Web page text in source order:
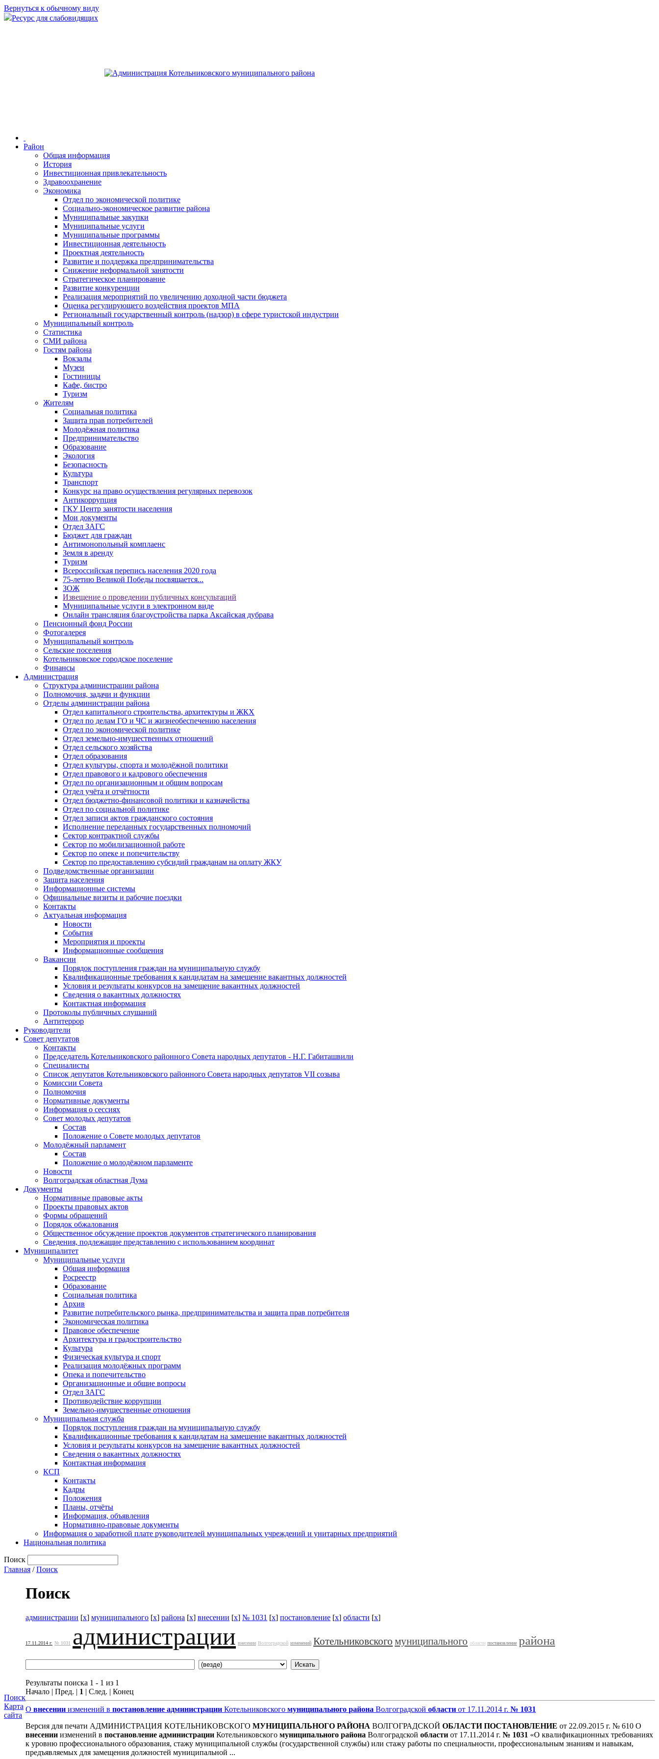
Вернуться к обычному виду
Ресурс для слабовидящих
Район
Общая информация
История
Инвестиционная привлекательность
Здравоохранение
Экономика
Отдел по экономической политике
Социально-экономическое развитие района
Муниципальные закупки
Муниципальные услуги
Муниципальные программы
Инвестиционная деятельность
Проектная деятельность
Развитие и поддержка предпринимательства
Снижение неформальной занятости
Стратегическое планирование
Развитие конкуренции
Реализация мероприятий по увеличению доходной части бюджета
Оценка регулирующего воздействия проектов МПА
Региональный государственный контроль (надзор) в сфере туристской индустрии
Муниципальный контроль
Статистика
СМИ района
Гостям района
Вокзалы
Музеи
Гостиницы
Кафе, бистро
Туризм
Жителям
Социальная политика
Защита прав потребителей
Молодёжная политика
Предпринимательство
Образование
Экология
Безопасность
Культура
Транспорт
Конкурс на право осуществления регулярных перевозок
Антикоррупция
ГКУ Центр занятости населения
Мои документы
Отдел ЗАГС
Бюджет для граждан
Антимонопольный комплаенс
Земля в аренду
Туризм
Всероссийская перепись населения 2020 года
75-летию Великой Победы посвящается...
ЗОЖ
Извещение о проведении публичных консультаций
Муниципальные услуги в электронном виде
Онлайн трансляция благоустройства парка Аксайская дубрава
Пенсионный фонд России
Фотогалерея
Муниципальный контроль
Сельские поселения
Котельниковское городское поселение
Финансы
Администрация
Структура администрации района
Полномочия, задачи и функции
Отделы администрации района
Отдел капитального строительства, архитектуры и ЖКХ
Отдел по делам ГО и ЧС и жизнеобеспечению населения
Отдел по экономической политике
Отдел земельно-имущественных отношений
Отдел сельского хозяйства
Отдел образования
Отдел культуры, спорта и молодёжной политики
Отдел правового и кадрового обеспечения
Отдел по организационным и общим вопросам
Отдел учёта и отчётности
Отдел бюджетно-финансовой политики и казначейства
Отдел по социальной политике
Отдел записи актов гражданского состояния
Исполнение переданных государственных полномочий
Сектор контрактной службы
Сектор по мобилизационной работе
Сектор по опеке и попечительству
Сектор по предоставлению субсидий гражданам на оплату ЖКУ
Подведомственные организации
Защита населения
Информационные системы
Официальные визиты и рабочие поездки
Контакты
Актуальная информация
Новости
События
Мероприятия и проекты
Информационные сообщения
Вакансии
Порядок поступления граждан на муниципальную службу
Квалификационные требования к кандидатам на замещение вакантных должностей
Условия и результаты конкурсов на замещение вакантных должностей
Сведения о вакантных должностях
Контактная информация
Протоколы публичных слушаний
Антитеррор
Руководители
Совет депутатов
Контакты
Председатель Котельниковского районного Совета народных депутатов - Н.Г. Габиташвили
Специалисты
Список депутатов Котельниковского районного Совета народных депутатов VII созыва
Комиссии Совета
Полномочия
Нормативные документы
Информация о сессиях
Совет молодых депутатов
Состав
Положение о Совете молодых депутатов
Молодёжный парламент
Состав
Положение о молодёжном парламенте
Новости
Волгоградская областная Дума
Документы
Нормативные правовые акты
Проекты правовых актов
Формы обращений
Порядок обжалования
Общественное обсуждение проектов документов стратегического планирования
Сведения, подлежащие представлению с использованием координат
Муниципалитет
Муниципальные услуги
Общая информация
Росреестр
Образование
Социальная политика
Архив
Развитие потребительского рынка, предпринимательства и защита прав потребителя
Экономическая политика
Правовое обеспечение
Архитектура и градостроительство
Культура
Физическая культура и спорт
Реализация молодёжных программ
Опека и попечительство
Организационные и общие вопросы
Отдел ЗАГС
Противодействие коррупции
Земельно-имущественные отношения
Муниципальная служба
Порядок поступления граждан на муниципальную службу
Квалификационные требования к кандидатам на замещение вакантных должностей
Условия и результаты конкурсов на замещение вакантных должностей
Сведения о вакантных должностях
Контактная информация
КСП
Контакты
Кадры
Положения
Планы, отчёты
Информация, объявления
Нормативно-правовые документы
Информация о заработной плате руководителей муниципальных учреждений и унитарных предприятий
Национальная политика
Поиск
Главная /Поиск
Поиск
Карта
сайта
Поиск
администрации [x] муниципального [x] района [x] внесении [x] № 1031 [x] постановление [x] области [x]
17.11.2014 г. № 1031 администрации внесении Волгоградской изменений Котельниковского муниципального области постановление района
Результаты поиска 1 - 1 из 1
Начало | Пред. | 1 | След. | Конец
О внесении изменений в постановление администрации Котельниковского муниципального района Волгоградской области от 17.11.2014 г. № 1031
Версия для печати АДМИНИСТРАЦИЯ КОТЕЛЬНИКОВСКОГО МУНИЦИПАЛЬНОГО РАЙОНА ВОЛГОГРАДСКОЙ ОБЛАСТИ ПОСТАНОВЛЕНИЕ от 22.09.2015 г. № 610 О
внесении изменений в постановление администрации Котельниковского муниципального района Волгоградской области от 17.11.2014 г. № 1031 «О квалификационных требованиях
к уровню профессионального образования, стажу муниципальной службы (государственной службы) или стажу работы по специальности, профессиональным знаниям и навыкам,
предъявляемых для замещения должностей муниципальной ...